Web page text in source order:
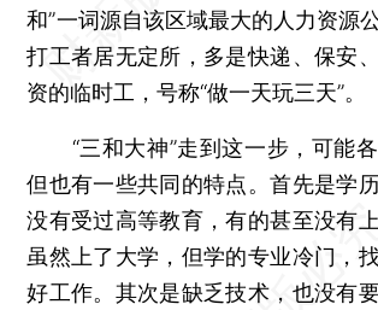
和”一词源自该区域最大的人力资源
打工者居无定所，多是快递、保安
资的临时工，号称“做一天玩三天”。
“三和大神”走到这一步，可能各
但也有一些共同的特点。首先是学
没有受过高等教育，有的甚至没有
虽然上了大学，但学的专业冷门，
好工作。其次是缺乏技术，也没有